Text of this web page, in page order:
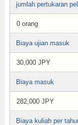
jumlah pertukaran
0 orang
Biaya ujian masuk
30,000 JPY
Biaya masuk
282,000 JPY
Biaya kuliah per